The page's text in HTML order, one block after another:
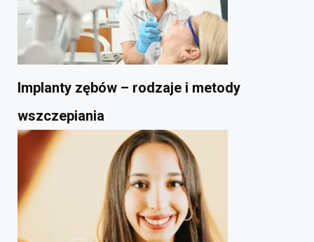
Implanty zębów – rodzaje i metody
wszczepiania